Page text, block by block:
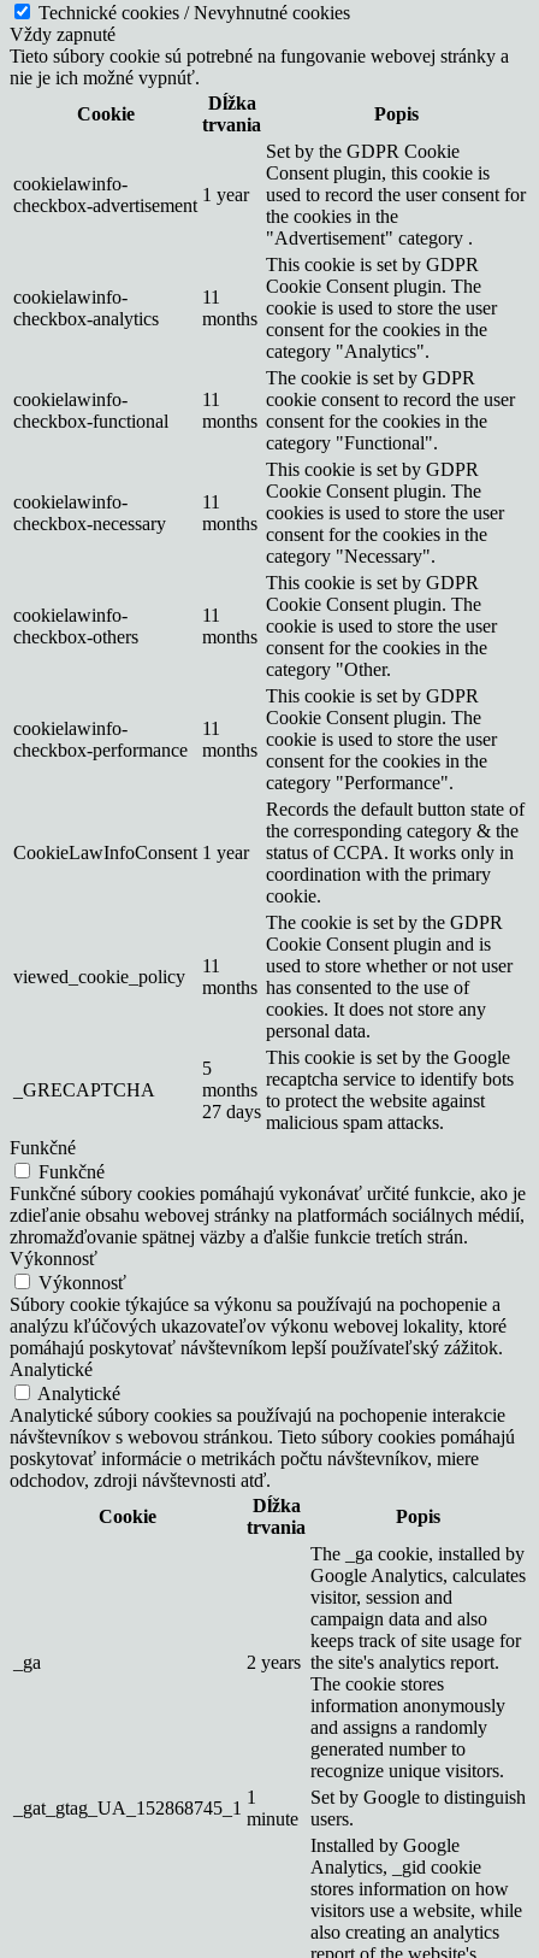
Technické cookies / Nevyhnutné cookies
Vždy zapnuté
Tieto súbory cookie sú potrebné na fungovanie webovej stránky a
nie je ich možné vypnúť.
Cookie
Dĺžka
trvania
Popis
cookielawinfo-
checkbox-advertisement
1 year
Set by the GDPR Cookie
Consent plugin, this cookie is
used to record the user consent for
the cookies in the
"Advertisement" category .
cookielawinfo-
checkbox-analytics
11
months
This cookie is set by GDPR
Cookie Consent plugin. The
cookie is used to store the user
consent for the cookies in the
category "Analytics".
cookielawinfo-
checkbox-functional
11
months
The cookie is set by GDPR
cookie consent to record the user
consent for the cookies in the
category "Functional".
cookielawinfo-
checkbox-necessary
11
months
This cookie is set by GDPR
Cookie Consent plugin. The
cookies is used to store the user
consent for the cookies in the
category "Necessary".
cookielawinfo-
checkbox-others
11
months
This cookie is set by GDPR
Cookie Consent plugin. The
cookie is used to store the user
consent for the cookies in the
category "Other.
cookielawinfo-
checkbox-performance
11
months
This cookie is set by GDPR
Cookie Consent plugin. The
cookie is used to store the user
consent for the cookies in the
category "Performance".
CookieLawInfoConsent 1 year
Records the default button state of
the corresponding category & the
status of CCPA. It works only in
coordination with the primary
cookie.
viewed_cookie_policy
11
months
The cookie is set by the GDPR
Cookie Consent plugin and is
used to store whether or not user
has consented to the use of
cookies. It does not store any
personal data.
_GRECAPTCHA
5
months
27 days
This cookie is set by the Google
recaptcha service to identify bots
to protect the website against
malicious spam attacks.
Funkčné
Funkčné
Funkčné súbory cookies pomáhajú vykonávať určité funkcie, ako je
zdieľanie obsahu webovej stránky na platformách sociálnych médií,
zhromažďovanie spätnej väzby a ďalšie funkcie tretích strán.
Výkonnosť
Výkonnosť
Súbory cookie týkajúce sa výkonu sa používajú na pochopenie a
analýzu kľúčových ukazovateľov výkonu webovej lokality, ktoré
pomáhajú poskytovať návštevníkom lepší používateľský zážitok.
Analytické
Analytické
Analytické súbory cookies sa používajú na pochopenie interakcie
návštevníkov s webovou stránkou. Tieto súbory cookies pomáhajú
poskytovať informácie o metrikách počtu návštevníkov, miere
odchodov, zdroji návštevnosti atď.
Cookie
Dĺžka
trvania
Popis
_ga 2 years
The _ga cookie, installed by
Google Analytics, calculates
visitor, session and
campaign data and also
keeps track of site usage for
the site's analytics report.
The cookie stores
information anonymously
and assigns a randomly
generated number to
recognize unique visitors.
_gat_gtag_UA_152868745_1
1
minute
Set by Google to distinguish
users.
Installed by Google
Analytics, _gid cookie
stores information on how
visitors use a website, while
also creating an analytics
report of the website's